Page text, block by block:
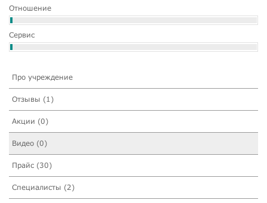
Отношение
Сервис
Про учреждение
Отзывы (1)
Акции (0)
Видео (0)
Прайс (30)
Специалисты (2)